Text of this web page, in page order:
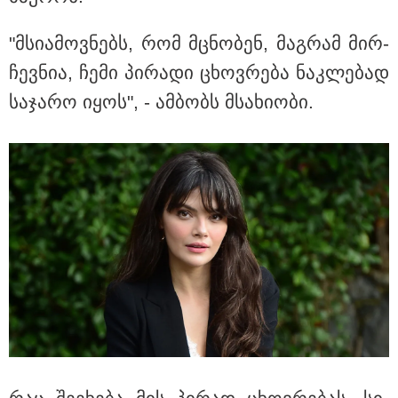
თბილისი - ჰერაკლიონი 1756.90
თბილისი - ბუდაპეშტი 1403.00
ლარიდან
თბილისი - რომი 712.70 ლარიდან
"მსი­ა­მოვ­ნებს, რომ მცნო­ბენ, მაგ­რამ მირ­
ჩევ­ნია, ჩემი პი­რა­დი ცხოვ­რე­ბა ნაკ­ლე­ბად
სა­ჯა­რო იყოს", - ამ­ბობს მსა­ხი­ო­ბი.